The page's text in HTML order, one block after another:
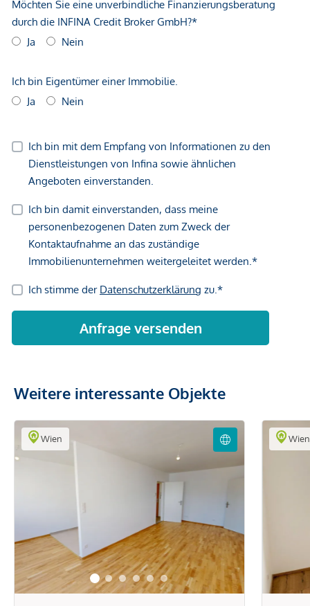
Weitere interessante Objekte
Wien Wien